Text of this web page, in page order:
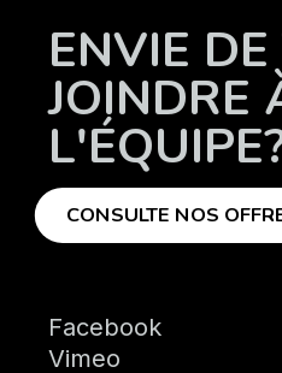
ENVIE DE
JOINDRE
CONSULTE NOS
Facebook
Vimeo